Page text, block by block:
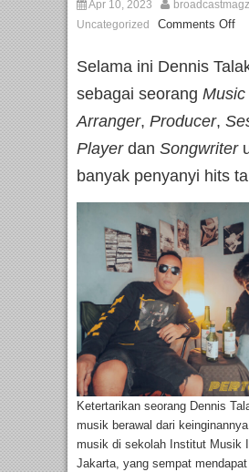
Apr 10, 2023
broadcastmagz
Uncategorized
Comments Off
Selama ini Dennis
sebagai seorang Music
Arranger, Producer,
Playerdan Songwriter
banyak penyanyi hits
Ketertarikan seorang Dennis
musik berawal dari
musik di sekolah Institut Musik
Jakarta, yang sempat